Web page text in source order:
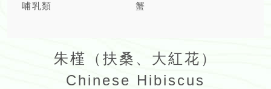
哺乳類 蟹
朱槿（扶桑、大紅花）
Chinese Hibiscus